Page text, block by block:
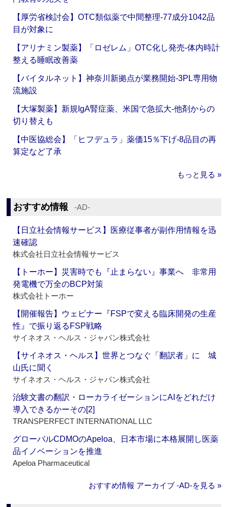
【厚労省検討会】OTC類似薬で中間整理‐77成分1042品
目が対象に
【アリナミン製薬】「ロゼレム」OTC化し発売‐体内時計
整える睡眠改善薬
【バイタルネット】神奈川新拠点が業務開始‐3PL専用物
流施設
【大塚製薬】新規IgA腎症薬、米国で急拡大‐他剤からの
切り替えも
【中医協総会】「ヒフデュラ」薬価15％下げ‐8品目の再
算定など了承
もっと見る »
おすすめ情報 ‐AD‐
【日立社会情報サービス】医療従事者が副作用情報を迅
速確認
株式会社日立社会情報サービス
【トーホー】災害時でも『止まらない』事業へ 非常用
発電機で万全のBCP対策
株式会社トーホー
【開催報告】ウェビナー『FSPで変える臨床開発の生産
性』で振り返るFSP戦略
サイネオス・ヘルス・ジャパン株式会社
【サイネオス・ヘルス】世界とつなぐ「翻訳者」に 城
山氏に聞く
サイネオス・ヘルス・ジャパン株式会社
治験文書の翻訳・ローカライゼーションにAIをどれだけ
導入できるかーその[2]
TRANSPERFECT INTERNATIONAL LLC
グローバルCDMOのApeloa、日本市場に本格展開し医薬
品イノベーションを推進
Apeloa Pharmaceutical
おすすめ情報 アーカイブ ‐AD‐を見る »